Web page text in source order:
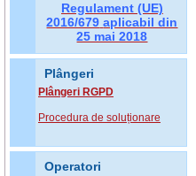
Regulament (UE)
2016/679 aplicabil din
25 mai 2018
Plângeri
Plângeri RGPD
Procedura de soluționare
Operatori